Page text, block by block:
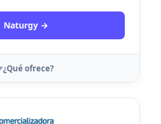
Naturgy →
¿Qué ofrece?